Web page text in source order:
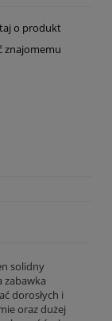
o produkt
znajomemu
solidny
zabawka
dorosłych i
oraz dużej